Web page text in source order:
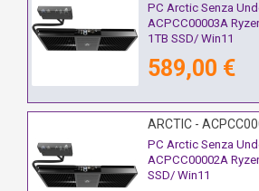
PC Arctic Senza
ACPCC00003A
1TB SSD/ Win11
589,00 €
ARCTIC -
PC Arctic Senza
ACPCC00002A
SSD/ Win11